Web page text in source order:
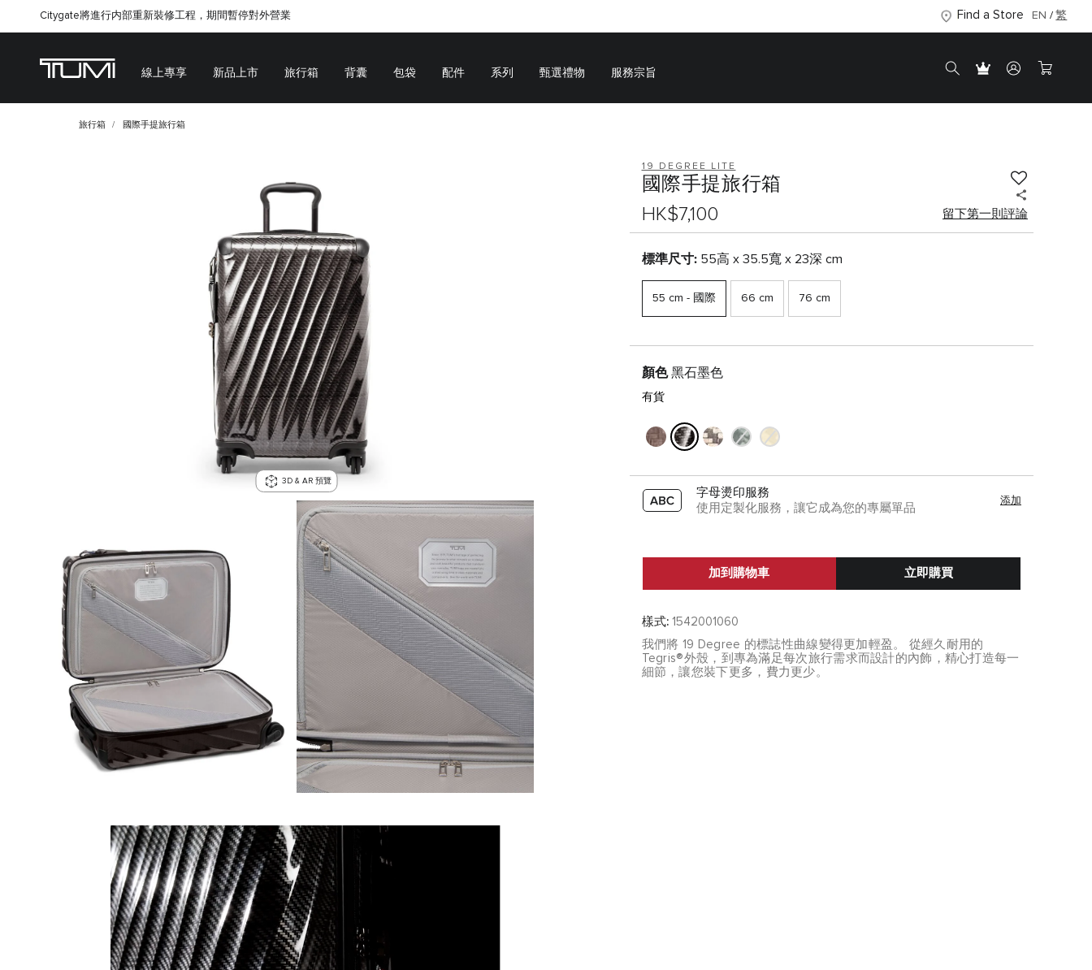
Citygate將進行内部重新裝修工程，期間暫停對外營業 Find a Store EN 繁
線上專享 新品上市 旅行箱 背囊 包袋 配件 系列 甄選禮物 服務宗旨
旅行箱 國際手提旅行箱
3D & AR 預覽
19 DEGREE LITE
國際手提旅行箱
HK$7,100
留下第一則評論
標準尺寸: 55高 x 35.5寬 x 23深 cm
55 cm - 國際 66 cm 76 cm
顏色 黑石墨色
有貨
字母燙印服務
使用定製化服務，讓它成為您的專屬單品
添加
加到購物車 立即購買
樣式: 1542001060
我們將 19 Degree 的標誌性曲線變得更加輕盈。 從經久耐用的
Tegris®外殼，到專為滿足每次旅行需求而設計的內飾，精心打造每一
細節，讓您裝下更多，費力更少。